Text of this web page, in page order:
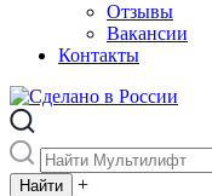
Отзывы
Вакансии
Контакты
+